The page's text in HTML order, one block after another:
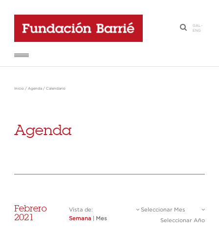
·
GAL-
ENG
Inicio / Agenda / Calendario
Agenda
Febrero
2021
Vista de:
Semana
Mes
Seleccionar Mes
Seleccionar Año